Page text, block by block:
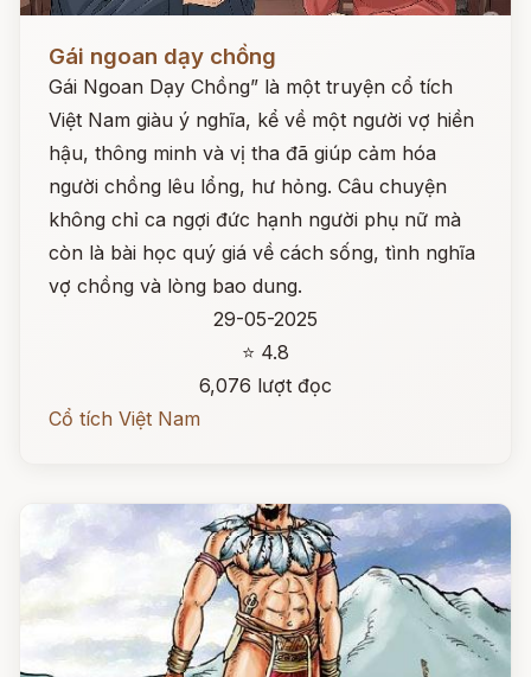
Gái ngoan dạy chồng
Gái Ngoan Dạy Chồng” là một truyện cổ tích
Việt Nam giàu ý nghĩa, kể về một người vợ hiền
hậu, thông minh và vị tha đã giúp cảm hóa
người chồng lêu lổng, hư hỏng. Câu chuyện
không chỉ ca ngợi đức hạnh người phụ nữ mà
còn là bài học quý giá về cách sống, tình nghĩa
vợ chồng và lòng bao dung.
29-05-2025
⭐ 4.8
6,076 lượt đọc
Cổ tích Việt Nam